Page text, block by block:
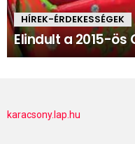
HÍREK-ÉRDEKESSÉGEK
Elindult a 2015-
karacsony.lap.hu